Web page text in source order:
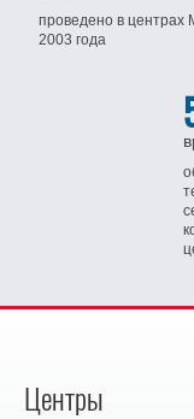
проведено в
2003 года
Центры